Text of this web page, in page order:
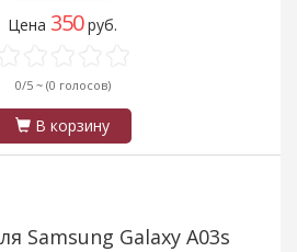
Цена 350руб.
0/5 ~ (0 голосов)
В корзину
Samsung Galaxy A03s